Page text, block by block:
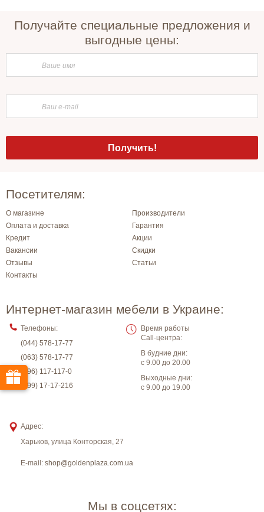
Получайте специальные предложения и
выгодные цены:
Посетителям:
О магазине
Производители
Оплата и доставка
Гарантия
Кредит
Акции
Вакансии
Скидки
Отзывы
Статьи
Контакты
Интернет-магазин мебели в Украине:
Телефоны:
(044) 578-17-77
(063) 578-17-77
(096) 117-117-0
(099) 17-17-216
Время работы
Call-центра:
В будние дни:
с 9.00 до 20.00
Выходные дни:
с 9.00 до 19.00
Адрес:
Харьков, улица Конторская, 27
E-mail: shop@goldenplaza.com.ua
Мы в соцсетях: